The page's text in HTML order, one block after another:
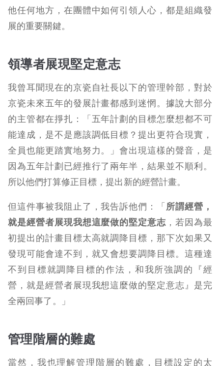
他任何地方，在團體中如何引領人心，都是組織發
展的重要關鍵。
領導者展現堅定意志
我曾耳聞現在的京瓷自社長以下的管理幹部，對於
京瓷未來五年的發展計畫都感到迷惘。據說大部分
的主管都在掙扎：「五年計劃的目標怎麼想都不可
能達成，是不是應該調低目標？提出更符合現實，
全員也能更踏實地努力。」會出現這樣的聲音，是
因為五年計劃已經推行了兩年半，結果並不順利。
所以他們打算修正目標，提出新的經營計畫。
但這件事被我阻止了，我告訴他們：「 所謂經營，
就是經營者展現我想這麼做的堅定意志 ，若因為最
初提出的計畫目標太高就調降目標，那下次如果又
發現可能會達不到，就又會想要調降目標。這種達
不到目標就調降目標的作法，和我所強調的『經
營，就是經營者展現我想這麼做的堅定意志』是完
全兩回事了。」
管理階層的難處
當然，我也理解管理階層的難處，目標設定的太